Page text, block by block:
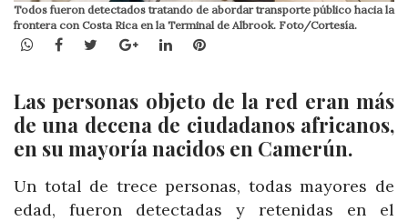
Todos fueron detectados tratando de abordar transporte público hacia la
frontera con Costa Rica en la Terminal de Albrook. Foto/Cortesía.
WhatsApp
Facebook
TwitterGoogle+LinkedInPinterest
Las personas objeto de la red eran más
de una decena de ciudadanos africanos,
en su mayoría nacidos en Camerún.
Un total de trece personas, todas mayores de
edad, fueron detectadas y retenidas en el